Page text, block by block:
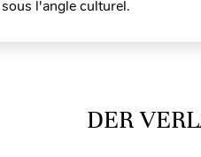
l'angle culturel.
DER